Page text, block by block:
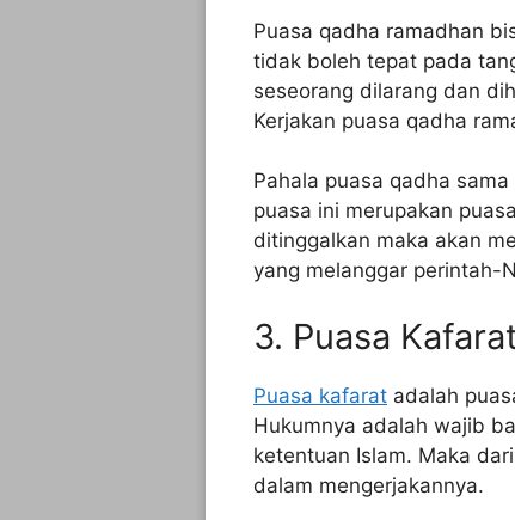
Puasa qadha ramadhan
tidak boleh tepat pada
seseorang dilarang dan
Kerjakan puasa qadha
Pahala puasa qadha
puasa ini merupakan
ditinggalkan maka akan
yang melanggar perintah-
3. Puasa Kafarat
Puasa kafarat adalah
Hukumnya adalah wajib
ketentuan Islam. Maka
dalam mengerjakannya.